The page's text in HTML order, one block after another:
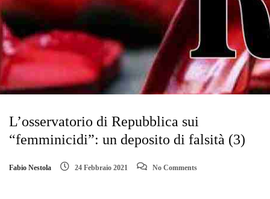
L’osservatorio di Repubblica sui
“femminicidi”: un deposito di falsità (3)
Fabio Nestola 24 Febbraio 2021 No Comments